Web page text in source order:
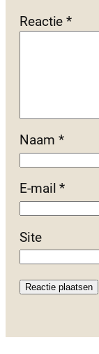
Reactie*
Naam *
E-mail*
Site